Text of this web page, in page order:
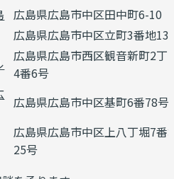
広島県広島市中区田中町6-10
広島県広島市中区立町3番地13
広島県広島市西区観音新町2丁
4番6号
広島県広島市中区基町6番78号
広島県広島市中区上八丁堀7番
25号